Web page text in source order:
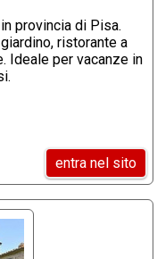
provincia di Pisa.
ristorante a
Ideale per vacanze in
entra nel sito